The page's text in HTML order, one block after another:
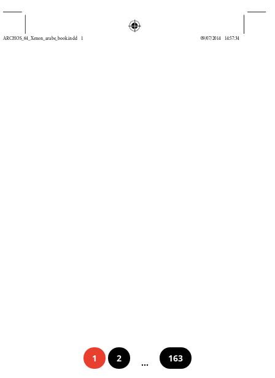
ARCHOS_64_Xenon_arabe_book.indd   1 09/07/2014   14:57:34
1 2 ... 163